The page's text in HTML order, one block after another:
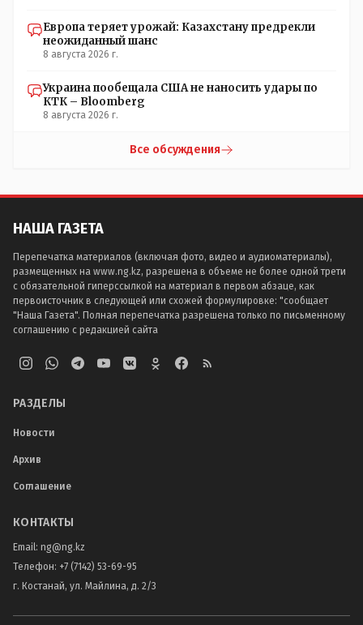
Европа теряет урожай: Казахстану предрекли
неожиданный шанс
8 августа 2026 г.
Украина пообещала США не наносить удары по
КТК – Bloomberg
8 августа 2026 г.
Все обсуждения
НАША ГАЗЕТА
Перепечатка материалов (включая фото, видео и аудиоматериалы),
размещенных на www.ng.kz, разрешена в объеме не более одной трети
с обязательной гиперссылкой на материал в первом абзаце, как
первоисточник в следующей или схожей формулировке: "сообщает
"Наша Газета". Полная перепечатка разрешена только по письменному
соглашению с редакцией сайта
РАЗДЕЛЫ
Новости
Архив
Соглашение
КОНТАКТЫ
Email: ng@ng.kz
Телефон: +7 (7142) 53-69-95
г. Костанай, ул. Майлина, д. 2/3